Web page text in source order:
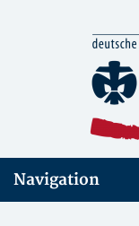
Navigation